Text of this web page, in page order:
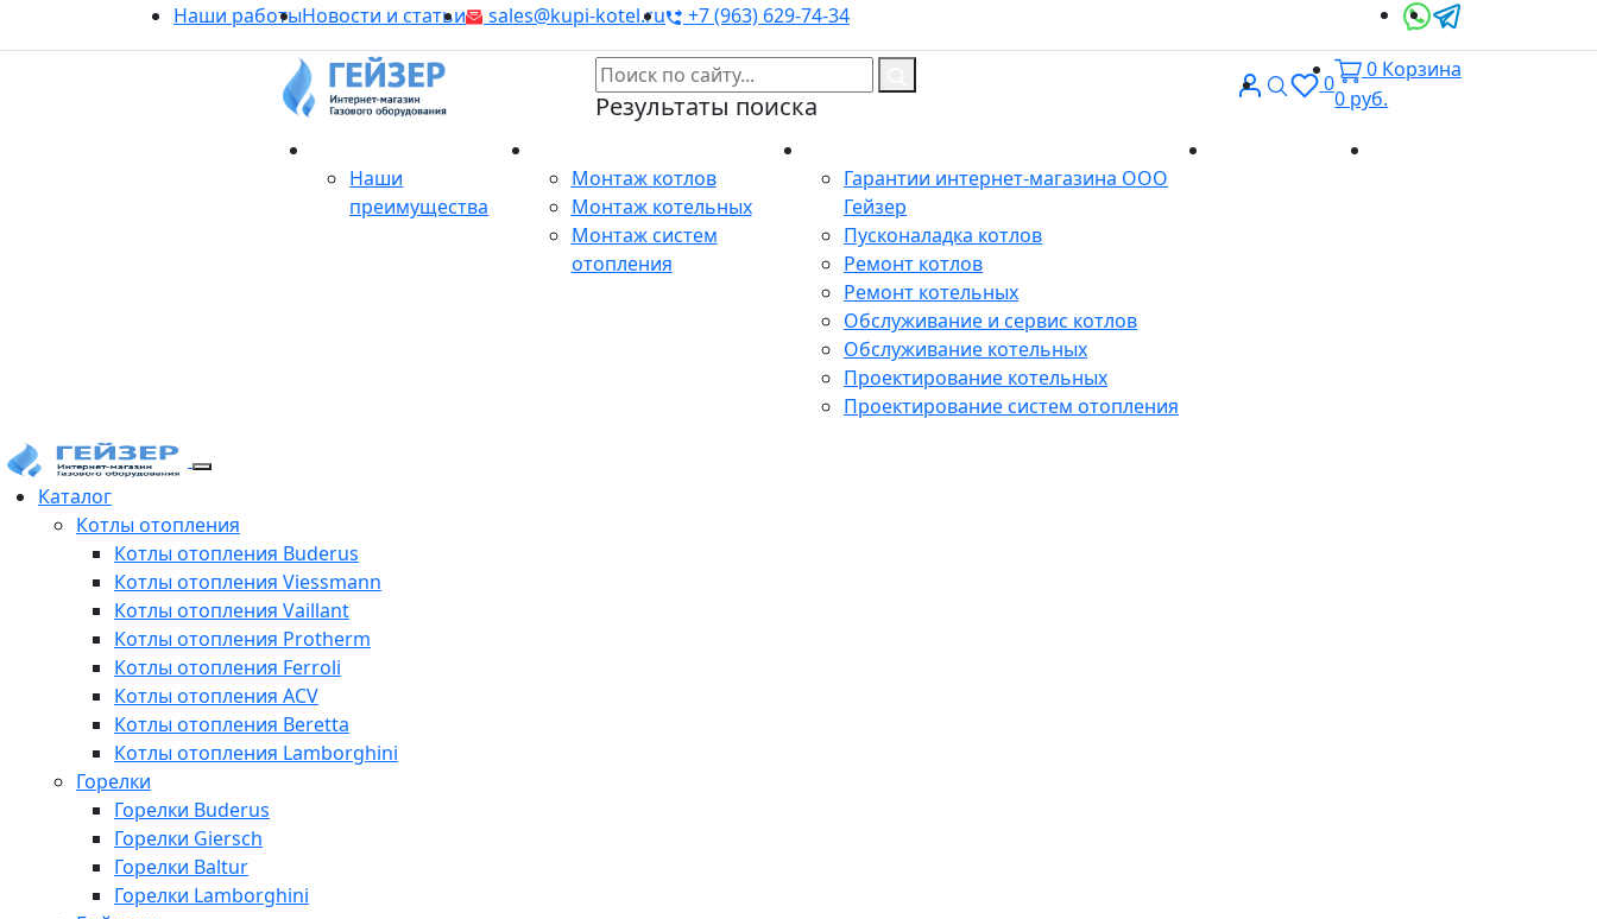
Наши работыНовости и статьи sales@kupi-kotel.ru +7 (963) 629-74-34
Результаты поиска
ВходПоиск
0
0 Корзина
0 руб.
Наши
преимущества
Монтаж котлов
Монтаж котельных
Монтаж систем
отопления
Гарантии интернет-магазина ООО
Гейзер
Пусконаладка котлов
Ремонт котлов
Ремонт котельных
Обслуживание и сервис котлов
Обслуживание котельных
Проектирование котельных
Проектирование систем отопления
Каталог
Котлы отопления
Котлы отопления Buderus
Котлы отопления Viessmann
Котлы отопления Vaillant
Котлы отопления Protherm
Котлы отопления Ferroli
Котлы отопления ACV
Котлы отопления Beretta
Котлы отопления Lamborghini
Горелки
Горелки Buderus
Горелки Giersch
Горелки Baltur
Горелки Lamborghini